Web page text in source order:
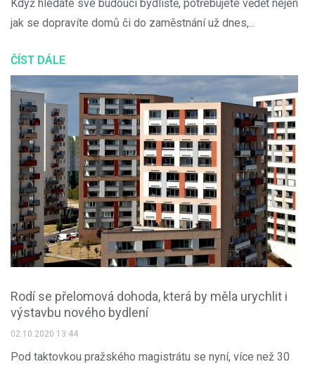
Když hledáte své budoucí bydliště, potřebujete vědět nejen
jak se dopravíte domů či do zaměstnání už dnes,...
ČÍST DÁLE
Rodí se přelomová dohoda, která by měla urychlit i
výstavbu nového bydlení
02.10.2020 13:44
Pod taktovkou pražského magistrátu se nyní, více než 30